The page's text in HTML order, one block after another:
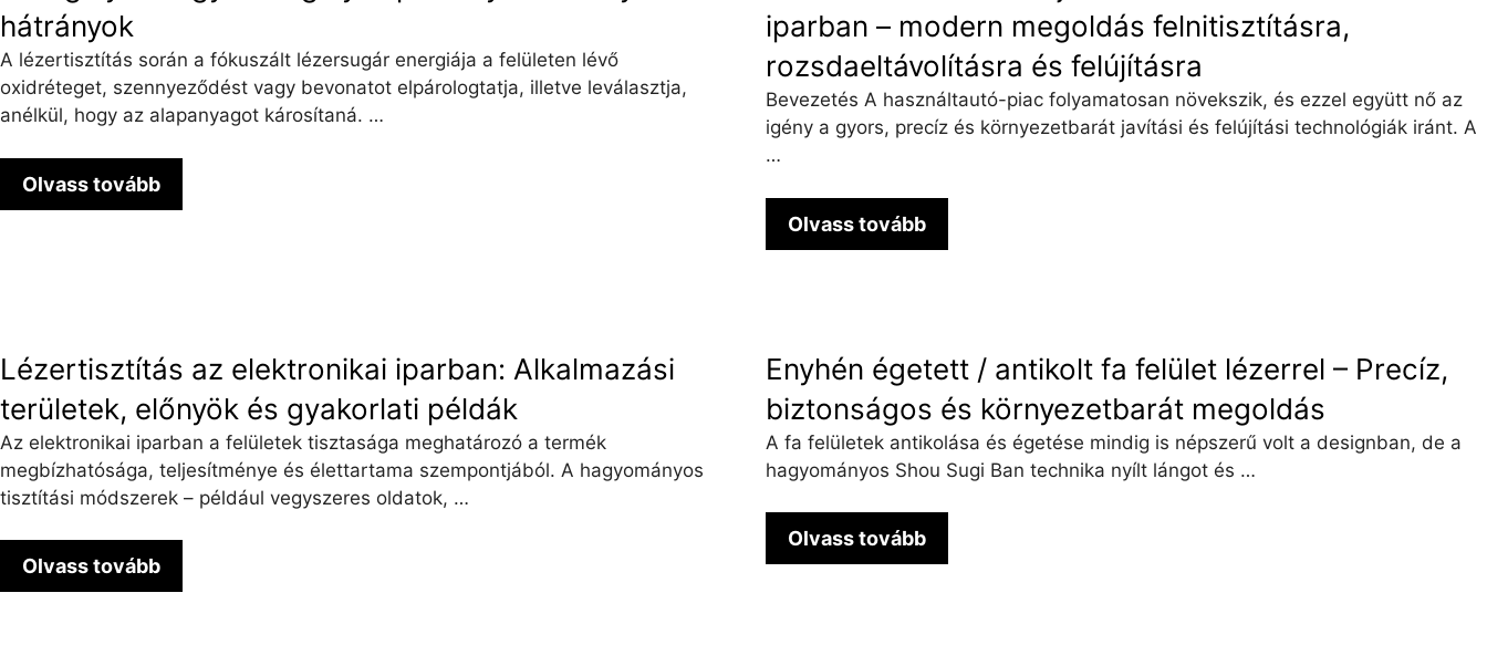
hátrányok
A lézertisztítás során a fókuszált lézersugár energiája a felületen lévő
oxidréteget, szennyeződést vagy bevonatot elpárologtatja, illetve leválasztja,
anélkül, hogy az alapanyagot károsítaná. …
Olvass tovább
iparban – modern megoldás felnitisztításra,
rozsdaeltávolításra és felújításra
Bevezetés A használtautó-piac folyamatosan növekszik, és ezzel együtt nő az
igény a gyors, precíz és környezetbarát javítási és felújítási technológiák iránt. A
…
Olvass tovább
Lézertisztítás az elektronikai iparban: Alkalmazási
területek, előnyök és gyakorlati példák
Az elektronikai iparban a felületek tisztasága meghatározó a termék
megbízhatósága, teljesítménye és élettartama szempontjából. A hagyományos
tisztítási módszerek – például vegyszeres oldatok, …
Olvass tovább
Enyhén égetett / antikolt fa felület lézerrel – Precíz,
biztonságos és környezetbarát megoldás
A fa felületek antikolása és égetése mindig is népszerű volt a designban, de a
hagyományos Shou Sugi Ban technika nyílt lángot és …
Olvass tovább